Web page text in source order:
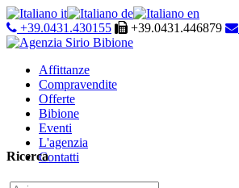
it de
en
+39.0431.430155
+39.0431.446879
Affittanze
Compravendite
Offerte
Bibione
Eventi
L'agenzia
Contatti
Ricerca